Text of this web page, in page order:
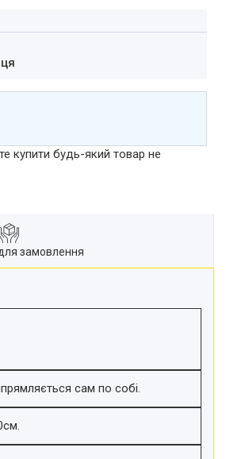
купити будь-який товар не
замовлення
сам по собі.